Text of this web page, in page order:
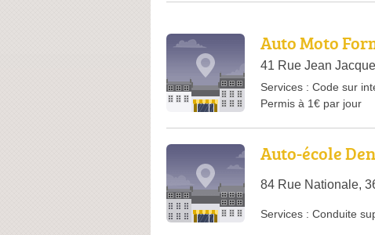
Auto Moto
41 Rue Jean
Services : Code sur
Permis à 1€ par jour
Auto-école
84 Rue Nationale,
Services : Conduite